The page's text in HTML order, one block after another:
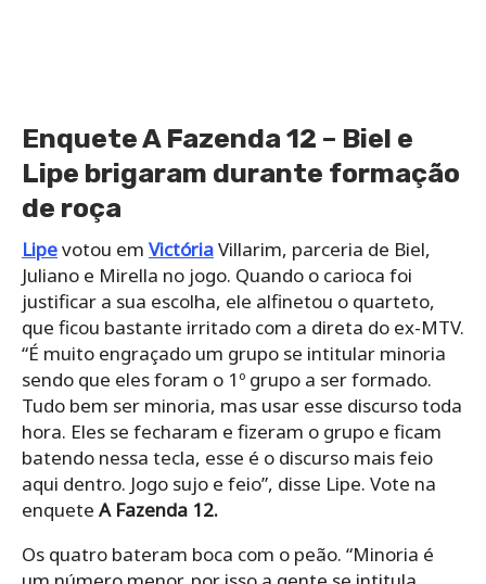
Enquete A Fazenda 12 – Biel e
Lipe brigaram durante formação
de roça
Lipevotou em VictóriaVillarim, parceria de Biel,
Juliano e Mirella no jogo. Quando o carioca foi
justificar a sua escolha, ele alfinetou o quarteto,
que ficou bastante irritado com a direta do ex-MTV.
“É muito engraçado um grupo se intitular minoria
sendo que eles foram o 1º grupo a ser formado.
Tudo bem ser minoria, mas usar esse discurso toda
hora. Eles se fecharam e fizeram o grupo e ficam
batendo nessa tecla, esse é o discurso mais feio
aqui dentro. Jogo sujo e feio”, disse Lipe. Vote na
enquete A Fazenda 12.
Os quatro bateram boca com o peão. “Minoria é